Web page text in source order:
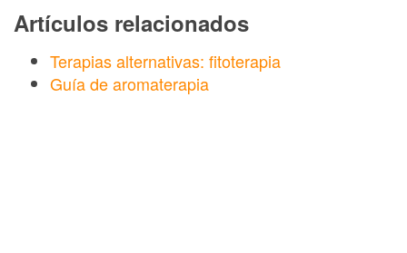
Artículos relacionados
Terapias alternativas: fitoterapia
Guía de aromaterapia